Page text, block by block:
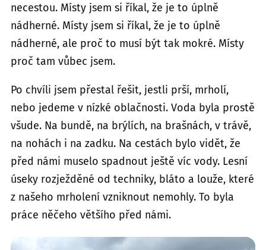
necestou. Místy jsem si říkal, že je to úplně
nádherné. Místy jsem si říkal, že je to úplně
nádherné, ale proč to musí být tak mokré. Místy
proč tam vůbec jsem.
Po chvíli jsem přestal řešit, jestli prší, mrholí,
nebo jedeme v nízké oblačnosti. Voda byla prostě
všude. Na bundě, na brýlích, na brašnách, v trávě,
na nohách i na zadku. Na cestách bylo vidět, že
před námi muselo spadnout ještě víc vody. Lesní
úseky rozježděné od techniky, bláto a louže, které
z našeho mrholení vzniknout nemohly. To byla
práce něčeho většího před námi.